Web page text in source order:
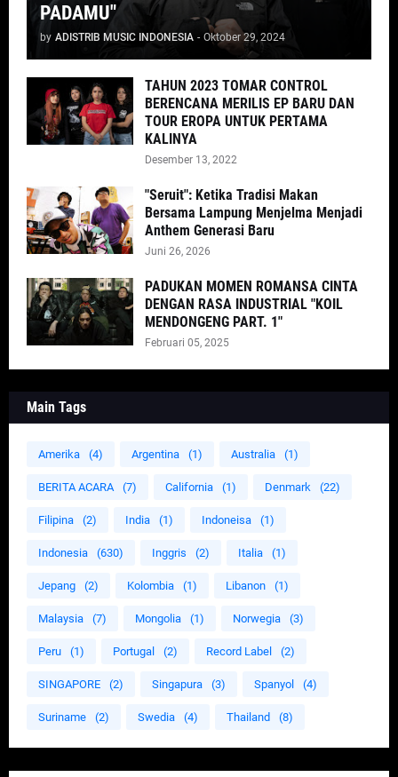
PADAMU"
by ADISTRIB MUSIC INDONESIA - Oktober 29, 2024
TAHUN 2023 TOMAR CONTROL
BERENCANA MERILIS EP BARU DAN
TOUR EROPA UNTUK PERTAMA
KALINYA
Desember 13, 2022
"Seruit": Ketika Tradisi Makan
Bersama Lampung Menjelma Menjadi
Anthem Generasi Baru
Juni 26, 2026
PADUKAN MOMEN ROMANSA CINTA
DENGAN RASA INDUSTRIAL "KOIL
MENDONGENG PART. 1"
Februari 05, 2025
Main Tags
Amerika (4) Argentina (1) Australia (1)
BERITA ACARA (7) California (1) Denmark (22)
Filipina (2) India (1) Indoneisa (1)
Indonesia (630) Inggris (2) Italia (1)
Jepang (2) Kolombia (1) Libanon (1)
Malaysia (7) Mongolia (1) Norwegia (3)
Peru (1) Portugal (2) Record Label (2)
SINGAPORE (2) Singapura (3) Spanyol (4)
Suriname (2) Swedia (4) Thailand (8)